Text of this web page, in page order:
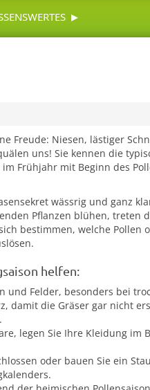
▸
Freude: Niesen, lästiger
uns! Sie kennen die
Frühjahr mit Beginn des
wässrig und ganz
Pflanzen blühen, treten
bestimmen, welche Pollen
helfen:
und Felder, besonders bei
damit die Gräser gar nicht
legen Sie Ihre Kleidung im
oder bauen Sie ein